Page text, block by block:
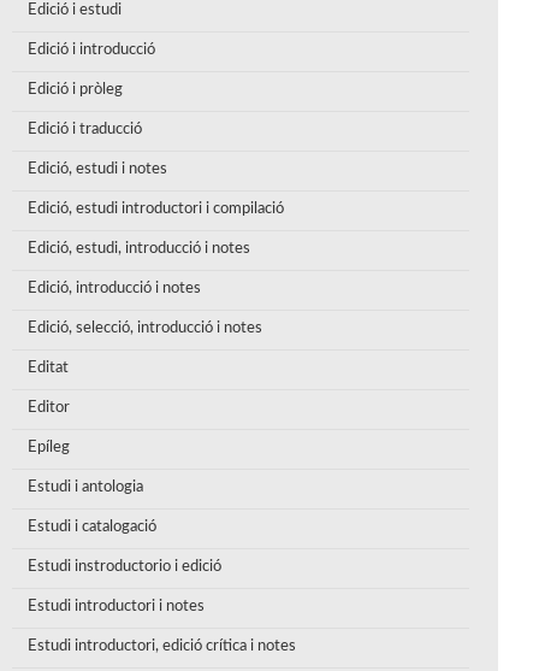
Edició i estudi
Edició i introducció
Edició i pròleg
Edició i traducció
Edició, estudi i notes
Edició, estudi introductori i compilació
Edició, estudi, introducció i notes
Edició, introducció i notes
Edició, selecció, introducció i notes
Editat
Editor
Epíleg
Estudi i antologia
Estudi i catalogació
Estudi instroductorio i edició
Estudi introductori i notes
Estudi introductori, edició crítica i notes